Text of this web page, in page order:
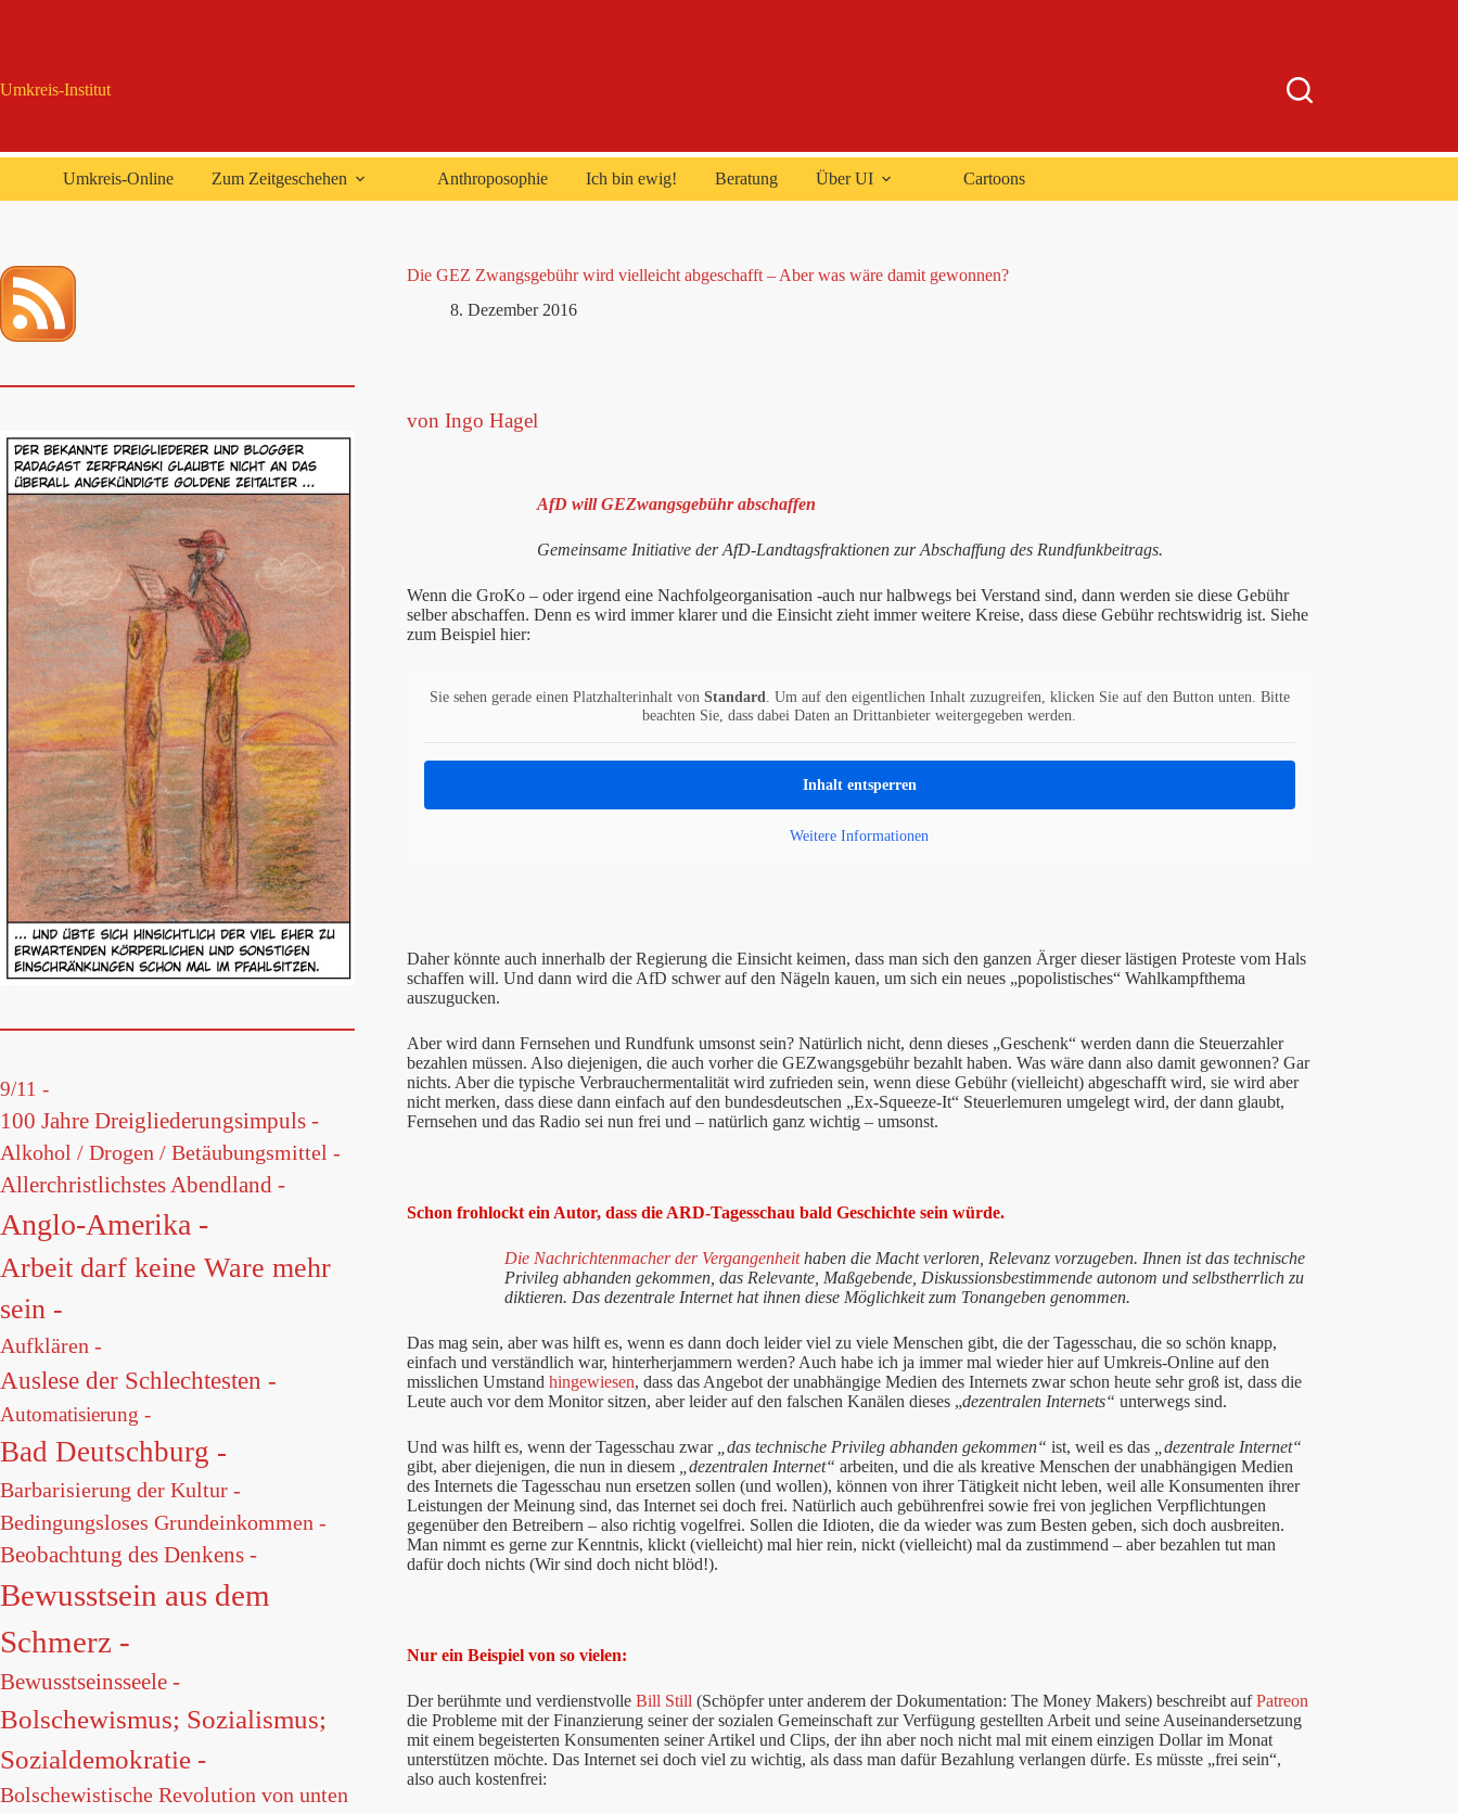
Umkreis-Institut
Umkreis-Online Zum Zeitgeschehen Anthroposophie Ich bin ewig! Beratung Über UI Cartoons
Die GEZ Zwangsgebühr wird vielleicht abgeschafft – Aber was wäre damit gewonnen?
8. Dezember 2016
von Ingo Hagel
AfD will GEZwangsgebühr abschaffen
Gemeinsame Initiative der AfD-Landtagsfraktionen zur Abschaffung des Rundfunkbeitrags.
Wenn die GroKo – oder irgend eine Nachfolgeorganisation -auch nur halbwegs bei Verstand sind, dann werden sie diese Gebühr
selber abschaffen. Denn es wird immer klarer und die Einsicht zieht immer weitere Kreise, dass diese Gebühr rechtswidrig ist. Siehe
zum Beispiel hier:
Sie sehen gerade einen Platzhalterinhalt von Standard
. Um auf den eigentlichen Inhalt zuzugreifen, klicken Sie auf den Button unten. Bitte
beachten Sie, dass dabei Daten an Drittanbieter weitergegeben werden.
Inhalt entsperren
Weitere Informationen
Daher könnte auch innerhalb der Regierung die Einsicht keimen, dass man sich den ganzen Ärger dieser lästigen Proteste vom Hals
schaffen will. Und dann wird die AfD schwer auf den Nägeln kauen, um sich ein neues „popolistisches“ Wahlkampfthema
auszugucken.
Aber wird dann Fernsehen und Rundfunk umsonst sein? Natürlich nicht, denn dieses „Geschenk“ werden dann die Steuerzahler
bezahlen müssen. Also diejenigen, die auch vorher die GEZwangsgebühr bezahlt haben. Was wäre dann also damit gewonnen? Gar
nichts. Aber die typische Verbrauchermentalität wird zufrieden sein, wenn diese Gebühr (vielleicht) abgeschafft wird, sie wird aber
nicht merken, dass diese dann einfach auf den bundesdeutschen „Ex-Squeeze-It“ Steuerlemuren umgelegt wird, der dann glaubt,
Fernsehen und das Radio sei nun frei und – natürlich ganz wichtig – umsonst.
Schon frohlockt ein Autor, dass die ARD-Tagesschau bald Geschichte sein würde.
Die Nachrichtenmacher der Vergangenheithaben die Macht verloren, Relevanz vorzugeben. Ihnen ist das technische
Privileg abhanden gekommen, das Relevante, Maßgebende, Diskussionsbestimmende autonom und selbstherrlich zu
diktieren. Das dezentrale Internet hat ihnen diese Möglichkeit zum Tonangeben genommen.
Das mag sein, aber was hilft es, wenn es dann doch leider viel zu viele Menschen gibt, die der Tagesschau, die so schön knapp,
einfach und verständlich war, hinterherjammern werden? Auch habe ich ja immer mal wieder hier auf Umkreis-Online auf den
misslichen Umstand hingewiesen, dass das Angebot der unabhängige Medien des Internets zwar schon heute sehr groß ist, dass die
Leute auch vor dem Monitor sitzen, aber leider auf den falschen Kanälen dieses „dezentralen Internets“ unterwegs sind.
Und was hilft es, wenn der Tagesschau zwar „das technische Privileg abhanden gekommen“ ist, weil es das
„dezentrale Internet“
gibt, aber diejenigen, die nun in diesem
„dezentralen Internet“ arbeiten, und die als kreative Menschen der unabhängigen Medien
des Internets die Tagesschau nun ersetzen sollen (und wollen), können von ihrer Tätigkeit nicht leben, weil alle Konsumenten ihrer
Leistungen der Meinung sind, das Internet sei doch frei. Natürlich auch gebührenfrei sowie frei von jeglichen Verpflichtungen
gegenüber den Betreibern – also richtig vogelfrei. Sollen die Idioten, die da wieder was zum Besten geben, sich doch ausbreiten.
Man nimmt es gerne zur Kenntnis, klickt (vielleicht) mal hier rein, nickt (vielleicht) mal da zustimmend – aber bezahlen tut man
dafür doch nichts (Wir sind doch nicht blöd!).
Nur ein Beispiel von so vielen:
Der berühmte und verdienstvolle Bill Still (Schöpfer unter anderem der Dokumentation: The Money Makers) beschreibt aufPatreon
die Probleme mit der Finanzierung seiner der sozialen Gemeinschaft zur Verfügung gestellten Arbeit und seine Auseinandersetzung
mit einem begeisterten Konsumenten seiner Artikel und Clips, der ihn aber noch nicht mal mit einem einzigen Dollar im Monat
unterstützen möchte. Das Internet sei doch viel zu wichtig, als dass man dafür Bezahlung verlangen dürfe. Es müsste „frei sein“,
also auch kostenfrei:
9/11 -
100 Jahre Dreigliederungsimpuls -
Alkohol / Drogen / Betäubungsmittel -
Allerchristlichstes Abendland -
Anglo-Amerika -
Arbeit darf keine Ware mehr
sein -
Aufklären -
Auslese der Schlechtesten -
Automatisierung -
Bad Deutschburg -
Barbarisierung der Kultur -
Bedingungsloses Grundeinkommen -
Beobachtung des Denkens -
Bewusstsein aus dem
Schmerz -
Bewusstseinsseele -
Bolschewismus; Sozialismus;
Sozialdemokratie -
Bolschewistische Revolution von unten